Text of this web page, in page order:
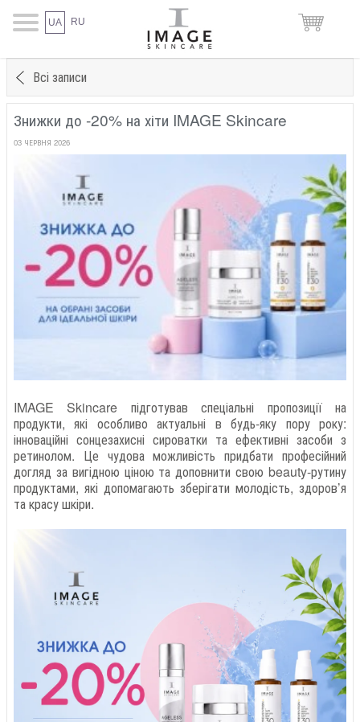
UA RU
Всі записи
Знижки до -20% на хіти IMAGE Skincare
03 ЧЕРВНЯ 2026
IMAGE Skincare підготував спеціальні пропозиції на
продукти, які особливо актуальні в будь-яку пору року:
інноваційні сонцезахисні сироватки та ефективні засоби з
ретинолом. Це чудова можливість придбати професійний
догляд за вигідною ціною та доповнити свою beauty-рутину
продуктами, які допомагають зберігати молодість, здоров’я
та красу шкіри.